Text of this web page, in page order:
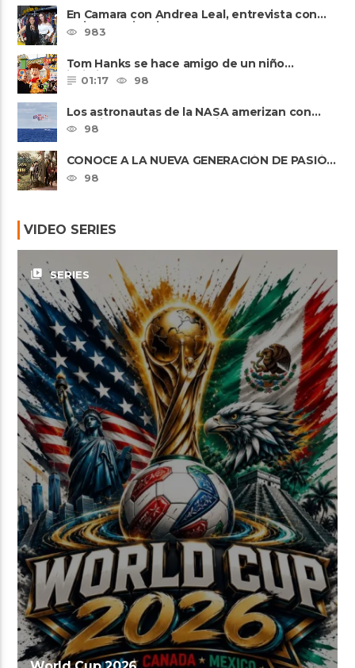
En Camara con Andrea Leal, entrevista con
Majo Cornejo, Cirque Du ......
983
Tom Hanks se hace amigo de un niño
intimidado de 8 años llamado ......
01:17 98
Los astronautas de la NASA amerizan con
seguridad después del primer ......
98
CONOCE A LA NUEVA GENERACIÓN DE PASIÓN
DE GAVILANES II
98
VIDEO SERIES
video_library SERIES